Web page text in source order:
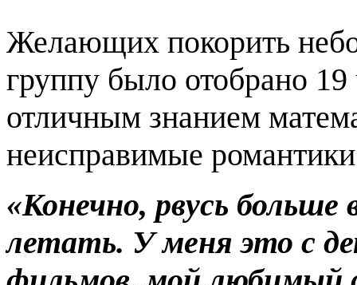
Желающих покорить
группу было отобрано
отличным знанием
неисправимые
«Конечно, рвусь больше
летать. У меня это с